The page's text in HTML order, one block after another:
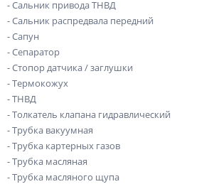
- Сальник привода ТНВД
- Сальник распредвала передний
- Сапун
- Сепаратор
- Стопор датчика / заглушки
- Термокожух
- ТНВД
- Толкатель клапана гидравлический
- Трубка вакуумная
- Трубка картерных газов
- Трубка масляная
- Трубка масляного щупа